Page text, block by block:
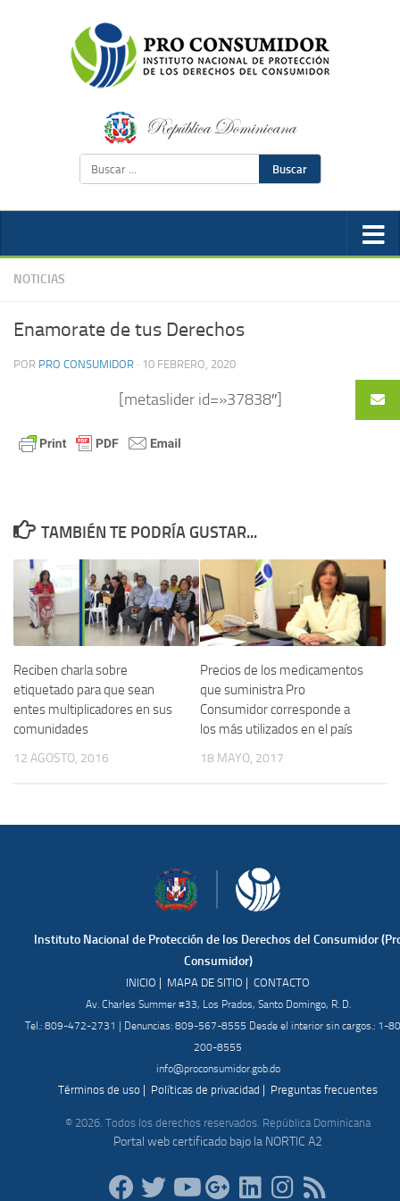
Buscar
NOTICIAS
Enamorate de tus Derechos
POR PRO CONSUMIDOR · 10 FEBRERO, 2020
[metaslider id=»37838″]
TAMBIÉN TE PODRÍA GUSTAR...
Reciben charla sobre
etiquetado para que sean
entes multiplicadores en sus
comunidades
12 AGOSTO, 2016
Precios de los medicamentos
que suministra Pro
Consumidor corresponde a
los más utilizados en el país
18 MAYO, 2017
Instituto Nacional de Protección de los Derechos del Consumidor
Consumidor)
INICIO | MAPA DE SITIO | CONTACTO
Av. Charles Summer #33, Los Prados, Santo Domingo, R. D.
Tel.: 809-472-2731 | Denuncias: 809-567-8555 Desde el interior sin cargos.: 1-
200-8555
info@proconsumidor.gob.do
Términos de uso | Políticas de privacidad | Preguntas frecuentes
© 2026. Todos los derechos reservados. República Dominicana
Portal web certificado bajo la NORTIC A2